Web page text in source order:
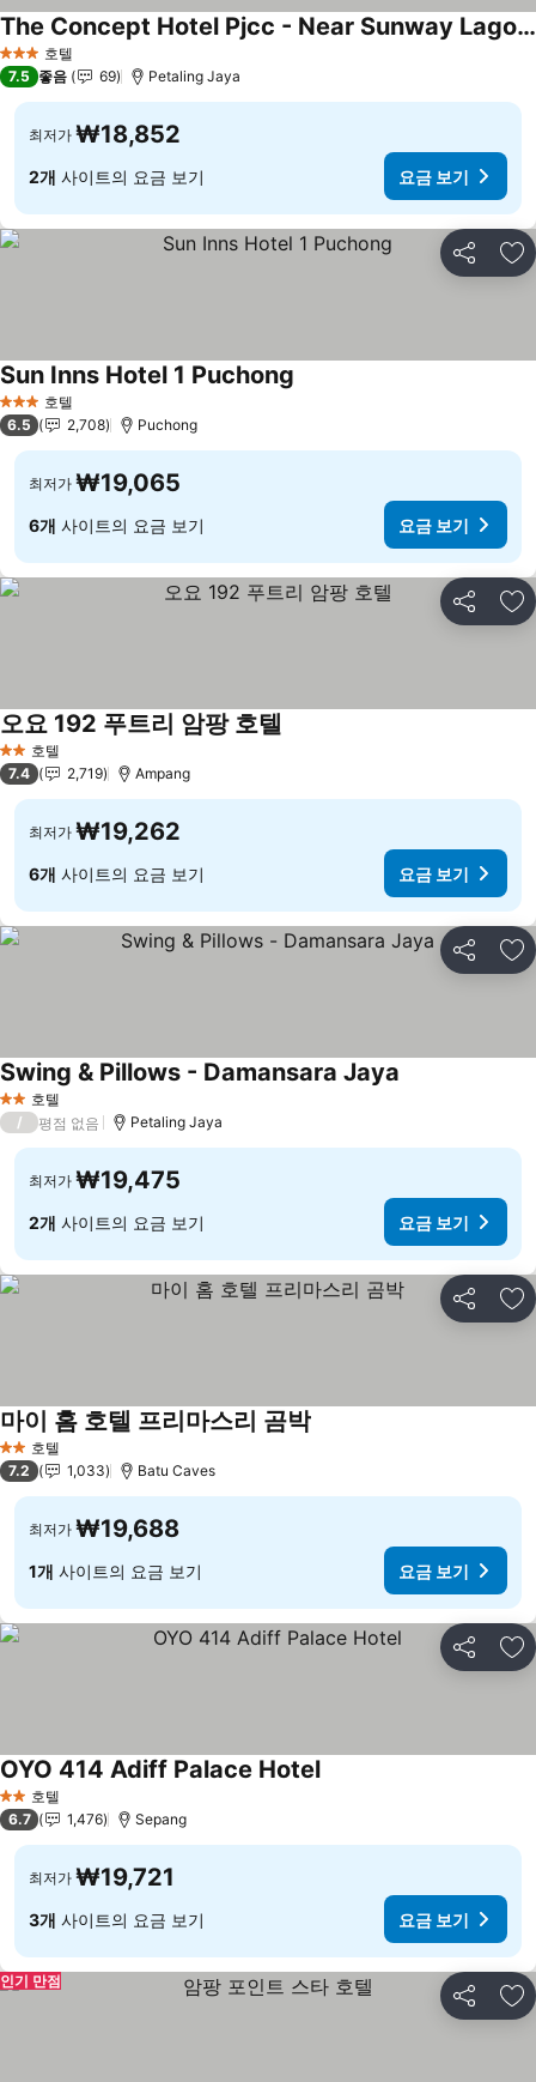
3 성급 호텔
The Concept Hotel Pjcc - Near Sunway Lagoon
요금 보기
7.5 좋음 69 Petaling Jaya
최저가 ₩18,852
2개 사이트의 요금 보기 요금 보기
공유 즐
3 성급 호텔
Sun Inns Hotel 1 Puchong
6.5 2,708 Puchong
최저가 ₩19,065
6개 사이트의 요금 보기 요금 보기
공유 즐
2 성급호텔
오요 192 푸트리 암팡 호텔
7.4 2,719 Ampang
최저가 ₩19,262
6개 사이트의 요금 보기 요금 보기
공유 즐
2 성급호텔
Swing & Pillows - Damansara Jaya
/ 평점 없음 Petaling Jaya
최저가 ₩19,475
2개 사이트의 요금 보기 요금 보기
공유 즐
2 성급호텔
마이 홈 호텔 프리마스리 곰박
7.2 1,033 Batu Caves
최저가 ₩19,688
1개 사이트의 요금 보기 요금 보기
공유 즐
2 성급호텔
OYO 414 Adiff Palace Hotel요금 보기
6.7 1,476 Sepang
최저가 ₩19,721
3개 사이트의 요금 보기 요금 보기
공유 즐
인기 만점